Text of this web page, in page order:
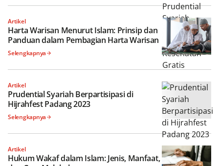
Artikel
Harta Warisan Menurut Islam: Prinsip dan
Panduan dalam Pembagian Harta Warisan
Selengkapnya
Artikel
Prudential Syariah Berpartisipasi di
Hijrahfest Padang 2023
Selengkapnya
Artikel
Hukum Wakaf dalam Islam: Jenis, Manfaat,